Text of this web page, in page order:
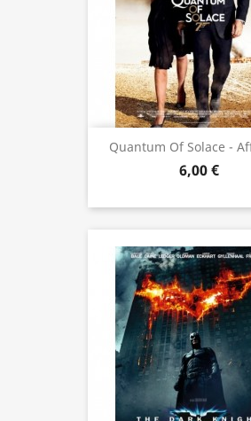
Quantum Of Solace -
6,00 €